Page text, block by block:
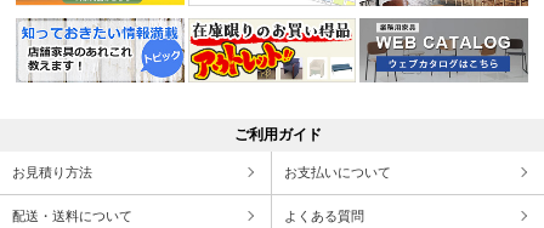
ご利用ガイド
お見積り方法 お支払いについて
配送・送料について よくある質問